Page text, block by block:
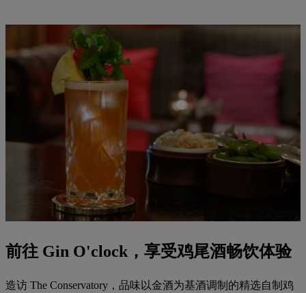
前往 Gin O'clock，享受鸡尾酒畅饮体验
造访 The Conservatory，品味以金酒为基酒调制的精选自制鸡